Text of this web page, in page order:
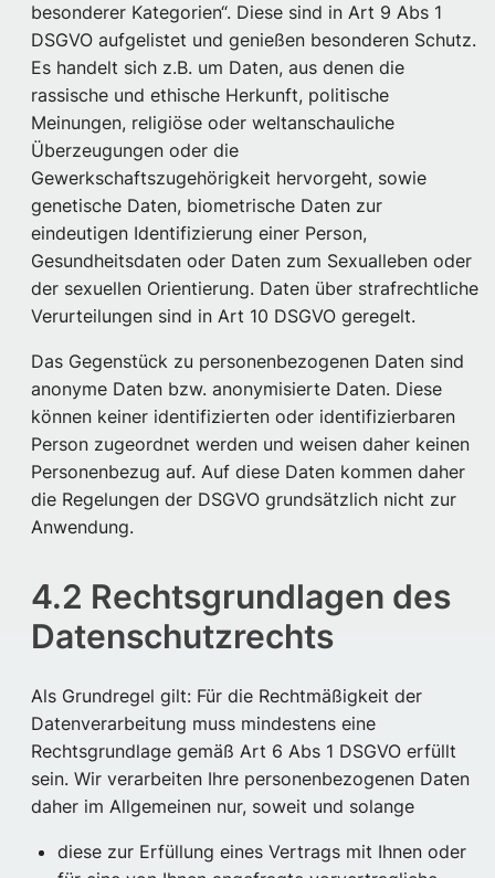
besonderer Kategorien“. Diese sind in Art 9 Abs 1
DSGVO aufgelistet und genießen besonderen Schutz.
Es handelt sich z.B. um Daten, aus denen die
rassische und ethische Herkunft, politische
Meinungen, religiöse oder weltanschauliche
Überzeugungen oder die
Gewerkschaftszugehörigkeit hervorgeht, sowie
genetische Daten, biometrische Daten zur
eindeutigen Identifizierung einer Person,
Gesundheitsdaten oder Daten zum Sexualleben oder
der sexuellen Orientierung. Daten über strafrechtliche
Verurteilungen sind in Art 10 DSGVO geregelt.
Das Gegenstück zu personenbezogenen Daten sind
anonyme Daten bzw. anonymisierte Daten. Diese
können keiner identifizierten oder identifizierbaren
Person zugeordnet werden und weisen daher keinen
Personenbezug auf. Auf diese Daten kommen daher
die Regelungen der DSGVO grundsätzlich nicht zur
Anwendung.
4.2 Rechtsgrundlagen des
Datenschutzrechts
Als Grundregel gilt: Für die Rechtmäßigkeit der
Datenverarbeitung muss mindestens eine
Rechtsgrundlage gemäß Art 6 Abs 1 DSGVO erfüllt
sein. Wir verarbeiten Ihre personenbezogenen Daten
daher im Allgemeinen nur, soweit und solange
diese zur Erfüllung eines Vertrags mit Ihnen oder